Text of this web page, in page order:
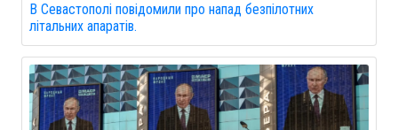
В Севастополі повідомили про напад безпілотних
літальних апаратів.